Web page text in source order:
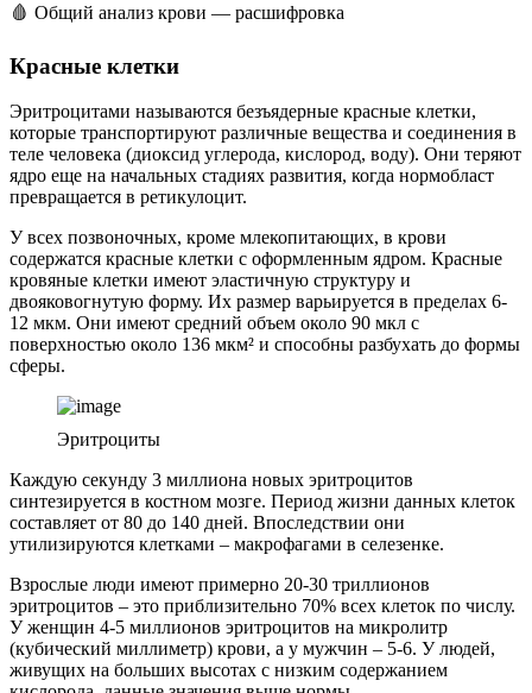
🩸 Общий анализ крови — расшифровка
Красные клетки
Эритроцитами называются безъядерные красные клетки,
которые транспортируют различные вещества и соединения в
теле человека (диоксид углерода, кислород, воду). Они теряют
ядро еще на начальных стадиях развития, когда нормобласт
превращается в ретикулоцит.
У всех позвоночных, кроме млекопитающих, в крови
содержатся красные клетки с оформленным ядром. Красные
кровяные клетки имеют эластичную структуру и
двояковогнутую форму. Их размер варьируется в пределах 6-
12 мкм. Они имеют средний объем около 90 мкл с
поверхностью около 136 мкм² и способны разбухать до формы
сферы.
Эритроциты
Каждую секунду 3 миллиона новых эритроцитов
синтезируется в костном мозге. Период жизни данных клеток
составляет от 80 до 140 дней. Впоследствии они
утилизируются клетками – макрофагами в селезенке.
Взрослые люди имеют примерно 20-30 триллионов
эритроцитов – это приблизительно 70% всех клеток по числу.
У женщин 4-5 миллионов эритроцитов на микролитр
(кубический миллиметр) крови, а у мужчин – 5-6. У людей,
живущих на больших высотах с низким содержанием